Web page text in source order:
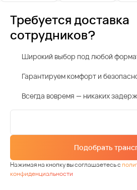
Требуется доставка
сотрудников?
Широкий выбор под любой
Гарантируем комфорт и
Всегда вовремя — никаких
Подобрать
Нажимая на кнопку вы соглашаетесь с
конфиденциальности